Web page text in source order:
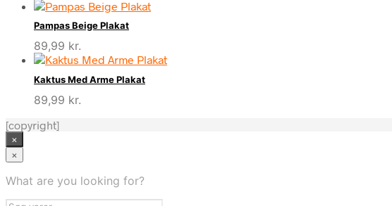
Pampas Beige Plakat
89,99 kr.
Kaktus Med Arme Plakat
89,99 kr.
[copyright]
×
×
What are you looking for?